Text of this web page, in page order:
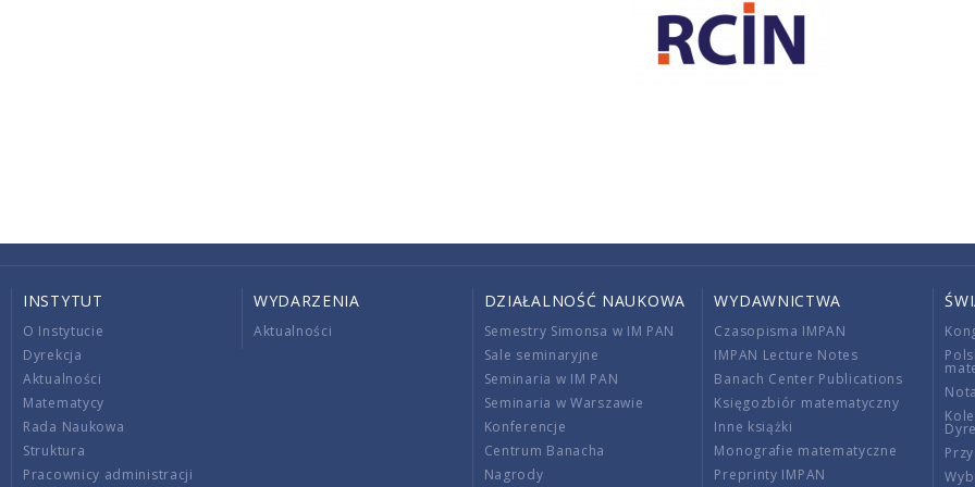
INSTYTUT
O Instytucie
Dyrekcja
Aktualności
Matematycy
Rada Naukowa
Struktura
Pracownicy administracji
WYDARZENIA
Aktualności
DZIAŁALNOŚĆ NAUKOWA
Semestry Simonsa w IM PAN
Sale seminaryjne
Seminaria w IM PAN
Seminaria w Warszawie
Konferencje
Centrum Banacha
Nagrody
WYDAWNICTWA
Czasopisma IMPAN
IMPAN Lecture Notes
Banach Center Publications
Księgozbiór matematyczny
Inne książki
Monografie matematyczne
Preprinty IMPAN